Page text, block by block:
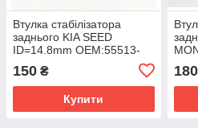
Втулка стабілізатора
заднього KIA SEED
ID=14.8mm OEM:55513-
150 ₴
Купити
180